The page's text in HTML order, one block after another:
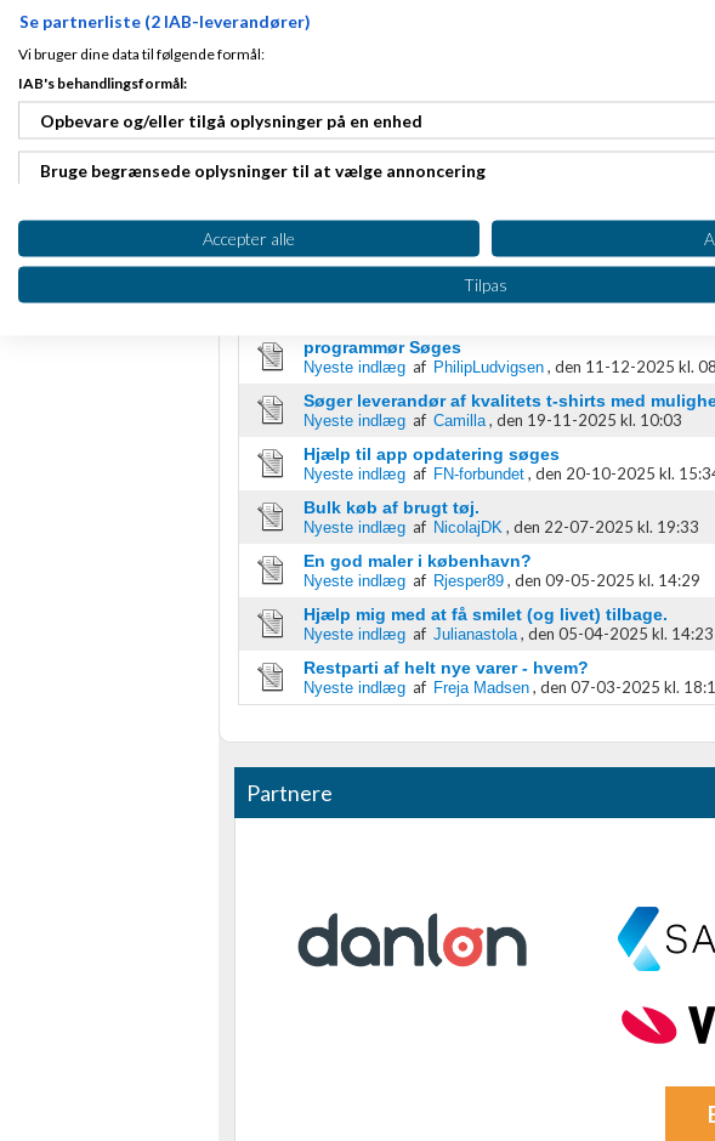
Jeg søger et godt tilbud fra dig!
Emner
Nyeste indlægafAmva1929 ,den 25-05-2026 kl. 11:30
programmør Søges
Nyeste indlægaf PhilipLudvigsen , den 11-12-2025 kl.
Søger leverandør af kvalitets t-shirts med
Nyeste indlægaf Camilla , den 19-11-2025 kl. 10:03
Hjælp til app opdatering søges
Nyeste indlægaf FN-forbundet , den 20-10-2025 kl.
Bulk køb af brugt tøj.
Nyeste indlægaf NicolajDK , den 22-07-2025 kl. 19:33
En god maler i københavn?
Nyeste indlægaf Rjesper89 , den 09-05-2025 kl. 14:29
Hjælp mig med at få smilet (og livet) tilbage.
Nyeste indlægaf Julianastola , den 05-04-2025 kl. 14:23
Restparti af helt nye varer - hvem?
Nyeste indlægaf Freja Madsen , den 07-03-2025 kl.
Partnere
Se partnerliste (2 IAB-leverandører)
Vi bruger dine data til følgende formål:
IAB's behandlingsformål:
Opbevare og/eller tilgå oplysninger på en enhed
Bruge begrænsede oplysninger til at vælge annoncering
Oprette profiler til tilpasset annoncering
Bruge profiler til at vælge tilpasset annoncering
Bruge profiler til at vælge tilpasset indhold
Måle annonceringseffektivitet
Forstå målgrupper gennem statistikker eller kombinationer af oplysninger fra
Udvikle og forbedre tjenester
Bruge begrænsede oplysninger til at vælge indhold
Identificere enheder baseret på aktivt anmodede oplysninger
Accepter alle
Tilpas